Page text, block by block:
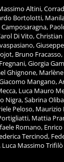
Altini,
Bortolotti,
Di Vito, Christian
Bruno Fracasso,
Giorgia
Ghignone,
Mangano,
Luca Mauro
Nigra, Sabrina
Peloso,
Mattia
Romano,
Tercinod,
Massimo Trifilò